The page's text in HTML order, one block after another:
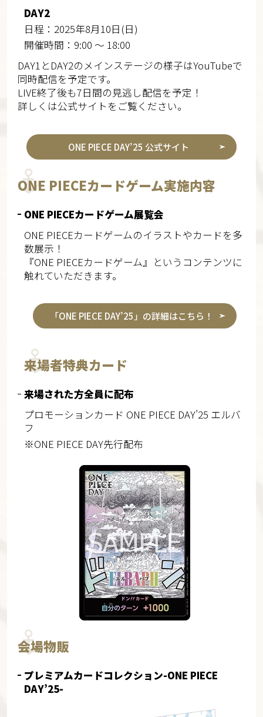
DAY2
日程：2025年8月10日(日)
開催時間：9:00 ～ 18:00
DAY1とDAY2のメインステージの様子はYouTubeで
同時配信を予定です。
LIVE終了後も7日間の見逃し配信を予定！
詳しくは公式サイトをご覧ください。
ONE PIECE DAY’25 公式サイト
ONE PIECEカードゲーム実施内容
ONE PIECEカードゲーム展覧会
ONE PIECEカードゲームのイラストやカードを多
数展示！
『ONE PIECEカードゲーム』というコンテンツに
触れていただきます。
「ONE PIECE DAY’25」の詳細はこちら！
来場者特典カード
来場された方全員に配布
プロモーションカード ONE PIECE DAY’25 エルバ
フ
※ONE PIECE DAY先行配布
会場物販
プレミアムカードコレクション-ONE PIECE
DAY’25-